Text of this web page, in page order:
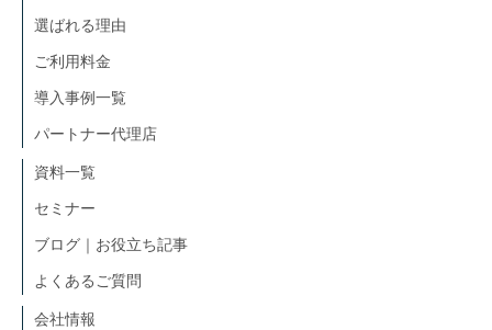
選ばれる理由
ご利用料金
導入事例一覧
パートナー代理店
資料一覧
セミナー
ブログ｜お役立ち記事
よくあるご質問
会社情報